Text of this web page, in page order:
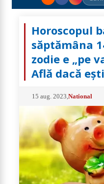
Horoscopul
săptămâna
zodie e „pe
Află dacă
15 aug. 2023 ,National